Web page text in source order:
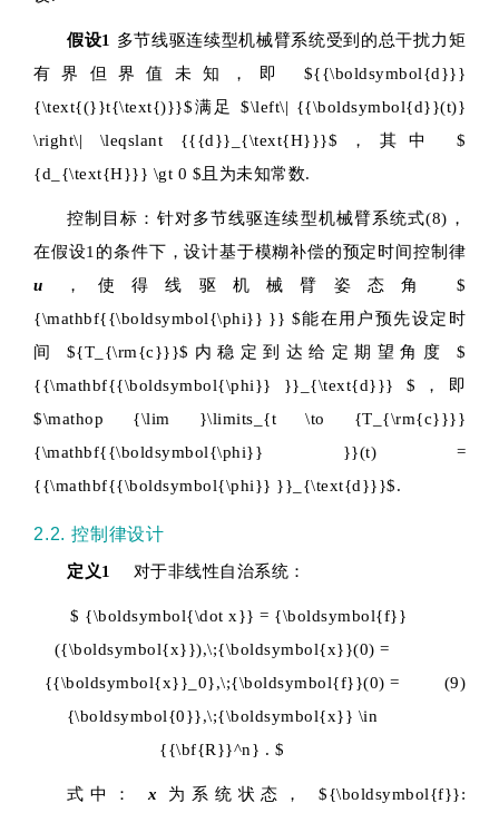
假设1
多节线驱连续型机械臂系统受到的总干扰力矩
有界但界值未知，即 ${{\boldsymbol{d}}}
{\text{(}}t{\text{)}}$满足$\left\| {{\boldsymbol{d}}(t)}
\right\| \leqslant {{{d}}_{\text{H}}}$ ，其中 $
{d_{\text{H}}} \gt 0 $ 且为未知常数.
控制目标：针对多节线驱连续型机械臂系统式(8)，
在假设1的条件下，设计基于模糊补偿的预定时间控制律
u
，使得线驱机械臂姿态角 $
{\mathbf{{\boldsymbol{\phi}} }} $能在用户预先设定时
间 ${T_{\rm{c}}}$ 内稳定到达给定期望角度 $
{{\mathbf{{\boldsymbol{\phi}} }}_{\text{d}}} $ ，即
$\mathop {\lim }\limits_{t \to {T_{\rm{c}}}}
{\mathbf{{\boldsymbol{\phi}} }}(t) =
{{\mathbf{{\boldsymbol{\phi}} }}_{\text{d}}}$.
2.2. 控制律设计
定义1 对于非线性自治系统：
$ {\boldsymbol{\dot x}} = {\boldsymbol{f}}
({\boldsymbol{x}}),\;{\boldsymbol{x}}(0) =
{{\boldsymbol{x}}_0},\;{\boldsymbol{f}}(0) =
{\boldsymbol{0}},\;{\boldsymbol{x}} \in
{{\bf{R}}^n} . $
(9)
式中： x 为系统状态， ${\boldsymbol{f}}: